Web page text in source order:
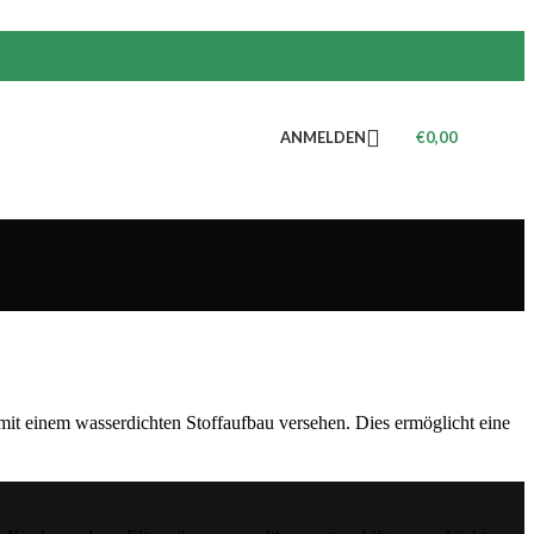
ANMELDEN €0,00
einem wasserdichten Stoffaufbau versehen. Dies ermöglicht eine